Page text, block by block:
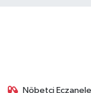
Nöbetçi